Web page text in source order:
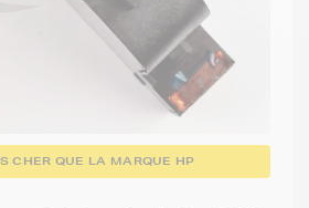
CHER QUE LA MARQUE HP